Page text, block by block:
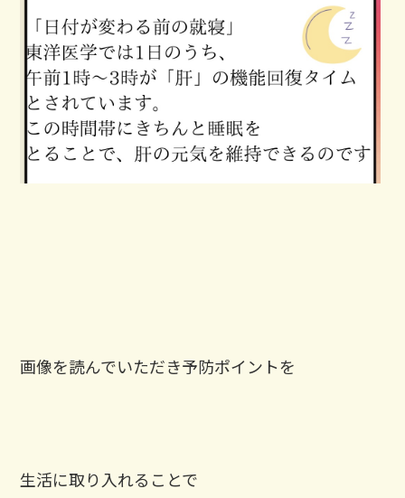
画像を読んでいただき予防ポイントを
生活に取り入れることで